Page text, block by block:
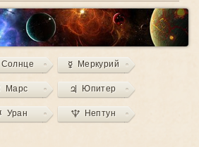
☿ Меркурий
Марс ♃ Юпитер
Уран ♆ Нептун